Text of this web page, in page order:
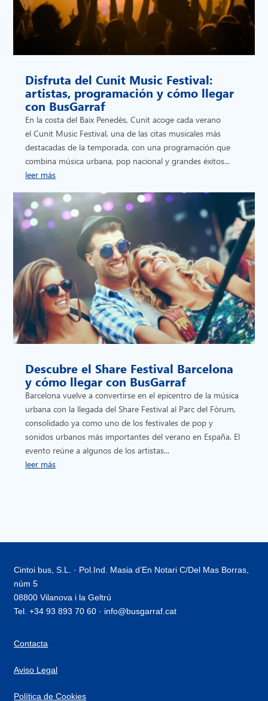
Disfruta del Cunit Music Festival:
artistas, programación y cómo llegar
con BusGarraf
En la costa del Baix Penedès, Cunit acoge cada verano
el Cunit Music Festival, una de las citas musicales más
destacadas de la temporada, con una programación que
combina música urbana, pop nacional y grandes éxitos...
leer más
Descubre el Share Festival Barcelona
y cómo llegar con BusGarraf
Barcelona vuelve a convertirse en el epicentro de la música
urbana con la llegada del Share Festival al Parc del Fòrum,
consolidado ya como uno de los festivales de pop y
sonidos urbanos más importantes del verano en España. El
evento reúne a algunos de los artistas...
leer más
Cintoi bus, S.L. · Pol.Ind. Masia d’En Notari C/Del Mas Borras,
núm 5
08800 Vilanova i la Geltrú
Tel. +34 93 893 70 60 · info@busgarraf.cat
Contacta
Aviso Legal
Política de Cookies